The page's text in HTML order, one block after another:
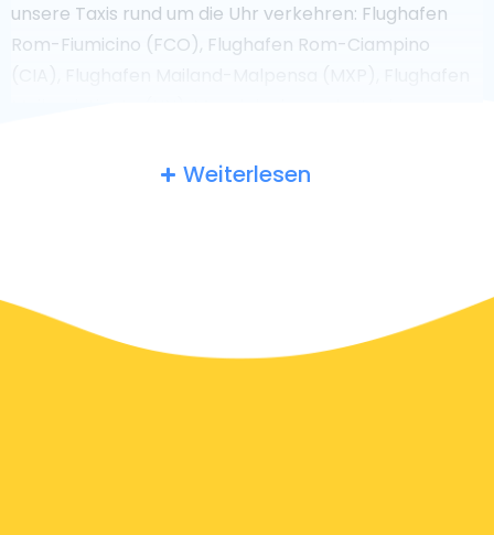
unsere Taxis rund um die Uhr verkehren: Flughafen
Rom-Fiumicino (FCO), Flughafen Rom-Ciampino
Velletri erwarten ein Trinkgeld von mindestens 10%. Sie
Weiterlesen